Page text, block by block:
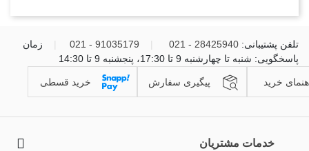
تلفن پشتیبانی: 28425940 - 021
91035179 - 021
زمان
پاسخگویی: شنبه تا چهارشنبه 9 تا 17:30، پنجشنبه 9 تا 14:30
خرید پیگیری سفارش خرید قسطی
خدمات مشتریان